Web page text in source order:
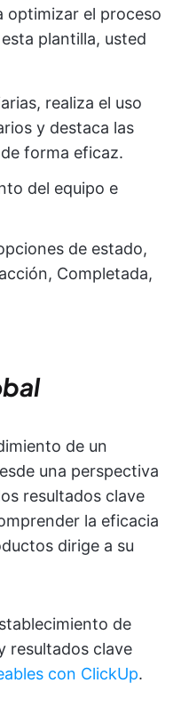
optimizar el proceso
plantilla, usted
realiza el uso
y destaca las
forma eficaz.
del equipo e
de estado,
Completada,
de un
una perspectiva
resultados clave
la eficacia
dirige a su
de
resultados clave
con ClickUp.